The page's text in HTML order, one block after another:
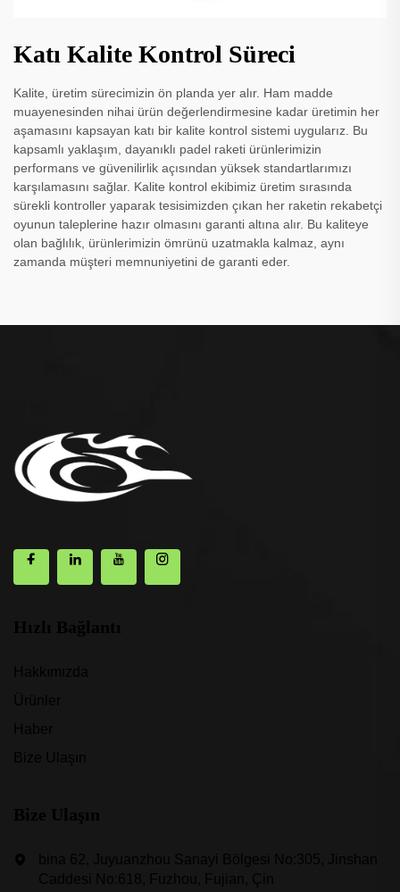
Katı Kalite Kontrol Süreci
Kalite, üretim sürecimizin ön planda yer alır. Ham madde
muayenesinden nihai ürün değerlendirmesine kadar üretimin her
aşamasını kapsayan katı bir kalite kontrol sistemi uygularız. Bu
kapsamlı yaklaşım, dayanıklı padel raketi ürünlerimizin
performans ve güvenilirlik açısından yüksek standartlarımızı
karşılamasını sağlar. Kalite kontrol ekibimiz üretim sırasında
sürekli kontroller yaparak tesisimizden çıkan her raketin rekabetçi
oyunun taleplerine hazır olmasını garanti altına alır. Bu kaliteye
olan bağlılık, ürünlerimizin ömrünü uzatmakla kalmaz, aynı
zamanda müşteri memnuniyetini de garanti eder.